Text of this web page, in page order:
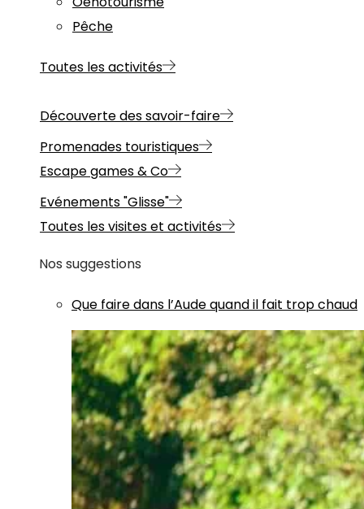
Pêche
Toutes les activités
Découverte des savoir-faire
Promenades touristiques
Escape games & Co
Evénements "Glisse"
Toutes les visites et activités
Nos suggestions
Que faire dans l’Aude quand il fait trop chaud